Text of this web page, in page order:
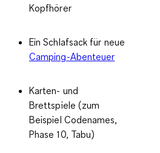
Kopfhörer
Ein Schlafsack für neue
Camping-Abenteuer
Karten- und
Brettspiele (zum
Beispiel Codenames,
Phase 10, Tabu)